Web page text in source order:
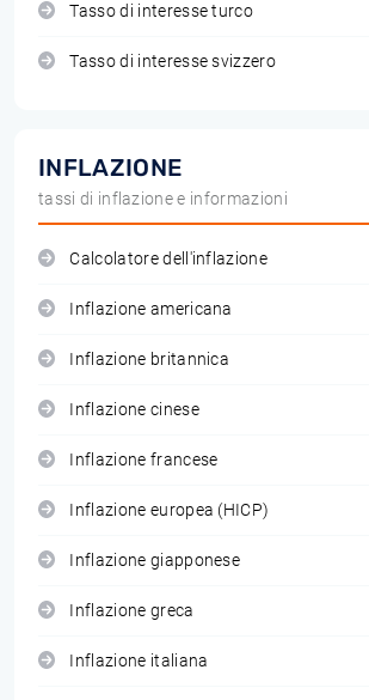
Tasso di interesse turco
Tasso di interesse svizzero
INFLAZIONE
tassi di inflazione e informazioni
Calcolatore dell'inflazione
Inflazione americana
Inflazione britannica
Inflazione cinese
Inflazione francese
Inflazione europea (HICP)
Inflazione giapponese
Inflazione greca
Inflazione italiana